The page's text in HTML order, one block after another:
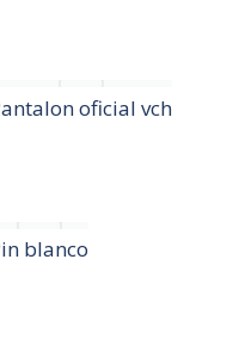
oficial vch
blanco